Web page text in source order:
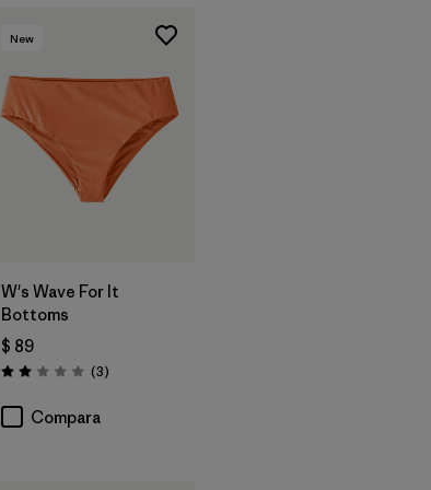
New
W's Wave For It
Bottoms
$ 89
Valoración: 2.0 / 5
(3Comentarios
)
Compara